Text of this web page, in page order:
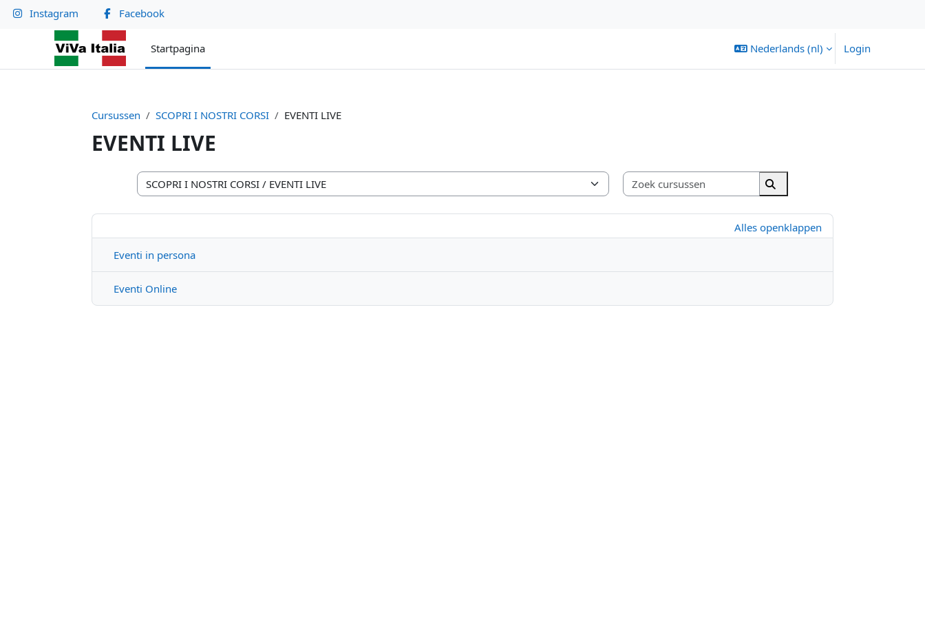
Ga naar hoofdinhoud
Instagram Facebook
Startpagina Nederlands ‎(nl)‎ Login
Cursussen SCOPRI I NOSTRI CORSI EVENTI LIVE
EVENTI LIVE
Cursuscategorieën
Zoek cursussen
Zoek cursussen
Alles openklappen
Eventi in persona
Eventi Online